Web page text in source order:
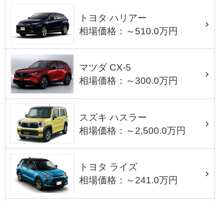
トヨタ ハリアー
相場価格：～510.0万円
マツダ CX-5
相場価格：～300.0万円
スズキ ハスラー
相場価格：～2,500.0万円
トヨタ ライズ
相場価格：～241.0万円